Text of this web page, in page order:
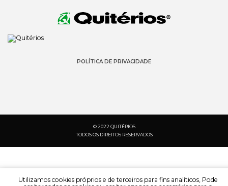
POLÍTICA DE PRIVACIDADE
© 2022 QUITÉRIOS
TODOS OS DIREITOS RESERVADOS
Utilizamos cookies próprios e de terceiros para fins analíticos, Pode